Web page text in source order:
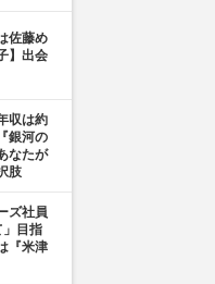
佐藤め
】出会
収は約
銀河の
なたが
肢
ズ社員
」目指
『米津